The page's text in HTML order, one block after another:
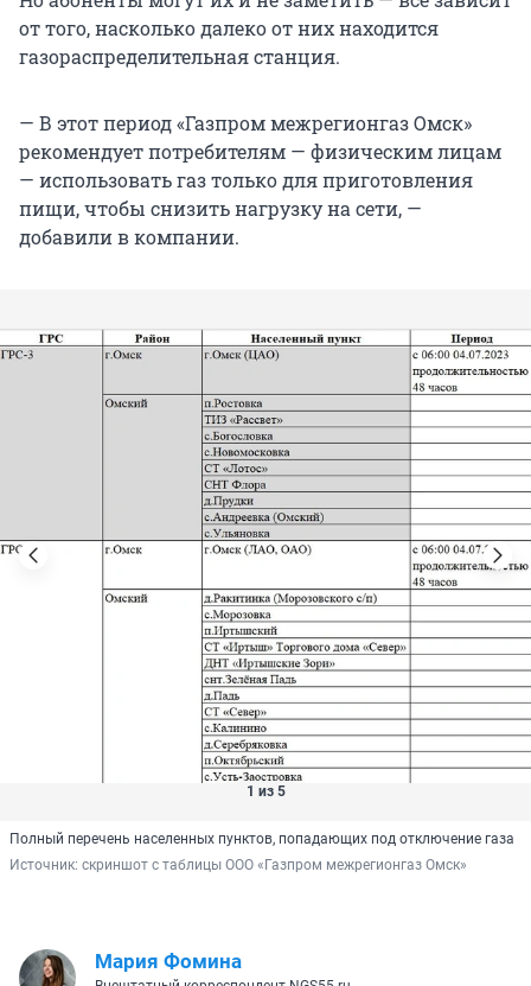
от того, насколько далеко от них находится
газораспределительная станция.
— В этот период «Газпром межрегионгаз Омск»
рекомендует потребителям — физическим лицам
— использовать газ только для приготовления
пищи, чтобы снизить нагрузку на сети, —
добавили в компании.
1 из 5
Полный перечень населенных пунктов, попадающих под отключение газа
Источник: скриншот с таблицы ООО «Газпром межрегионгаз Омск»
Мария Фомина